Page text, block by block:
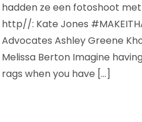
hadden ze een fotoshoot met
http//: Kate Jones
Advocates Ashley Greene
Melissa Berton Imagine
rags when you have […]